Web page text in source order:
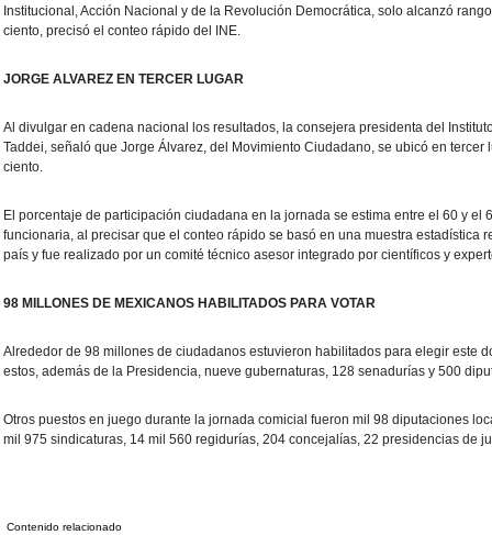
Institucional, Acción Nacional y de la Revolución Democrática, solo alcanzó
ciento, precisó el conteo rápido del INE.
JORGE ALVAREZ EN TERCER LUGAR
Al divulgar en cadena nacional los resultados, la consejera presidenta del
Taddei, señaló que Jorge Álvarez, del Movimiento Ciudadano, se ubicó en tercer
ciento.
El porcentaje de participación ciudadana en la jornada se estima entre el 60 y el
funcionaria, al precisar que el conteo rápido se basó en una muestra estadística
país y fue realizado por un comité técnico asesor integrado por científicos y
98 MILLONES DE MEXICANOS HABILITADOS PARA VOTAR
Alrededor de 98 millones de ciudadanos estuvieron habilitados para elegir este
estos, además de la Presidencia, nueve gubernaturas, 128 senadurías y 500
Otros puestos en juego durante la jornada comicial fueron mil 98 diputaciones
mil 975 sindicaturas, 14 mil 560 regidurías, 204 concejalías, 22 presidencias de
Contenido relacionado